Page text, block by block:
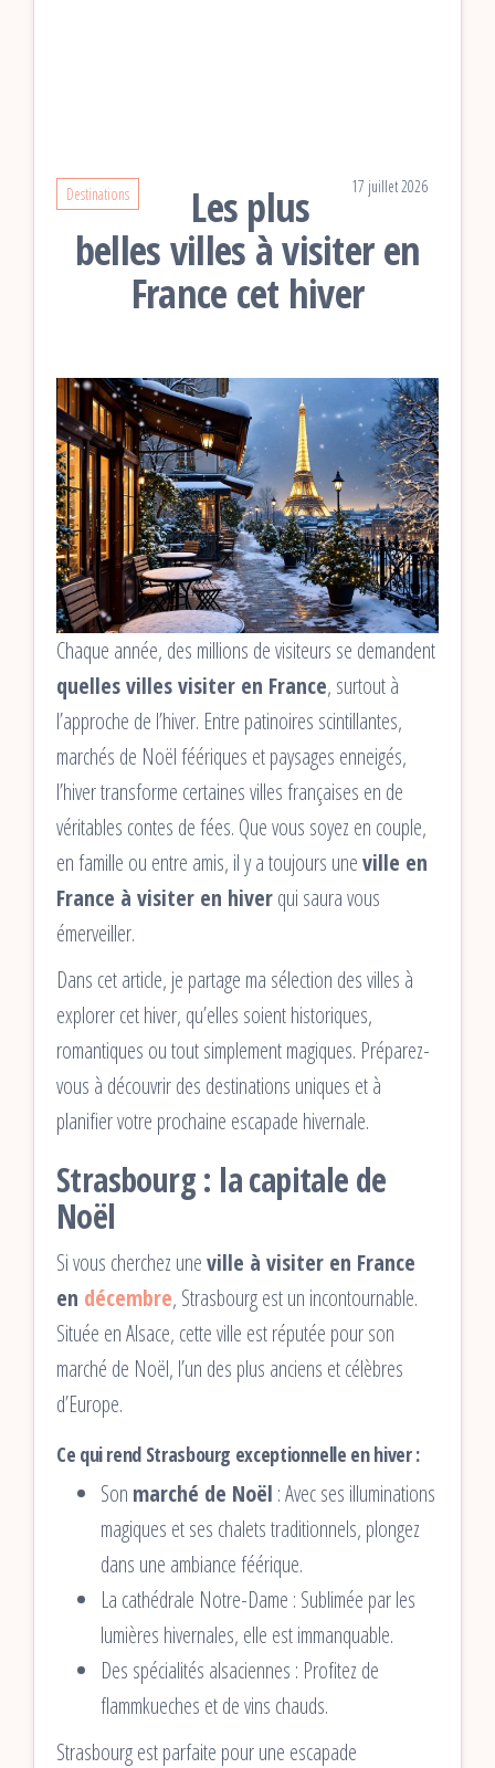
Destinations 17 juillet 2026
Les plus
belles villes à visiter en
France cet hiver
Chaque année, des millions de visiteurs se demandent
quelles villes visiter en France, surtout à
l’approche de l’hiver. Entre patinoires scintillantes,
marchés de Noël féériques et paysages enneigés,
l’hiver transforme certaines villes françaises en de
véritables contes de fées. Que vous soyez en couple,
en famille ou entre amis, il y a toujours uneville en
France à visiter en hiverqui saura vous
émerveiller.
Dans cet article, je partage ma sélection des villes à
explorer cet hiver, qu’elles soient historiques,
romantiques ou tout simplement magiques. Préparez-
vous à découvrir des destinations uniques et à
planifier votre prochaine escapade hivernale.
Strasbourg : la capitale de
Noël
Si vous cherchez uneville à visiter en France
en décembre, Strasbourg est un incontournable.
Située en Alsace, cette ville est réputée pour son
marché de Noël, l’un des plus anciens et célèbres
d’Europe.
Ce qui rend Strasbourg exceptionnelle en hiver :
Son marché de Noël : Avec ses illuminations
magiques et ses chalets traditionnels, plongez
dans une ambiance féérique.
La cathédrale Notre-Dame : Sublimée par les
lumières hivernales, elle est immanquable.
Des spécialités alsaciennes : Profitez de
flammkueches et de vins chauds.
Strasbourg est parfaite pour une escapade